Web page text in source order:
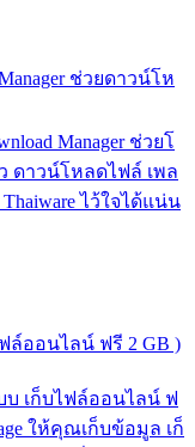
ช่วยดาวน์โห
Manager ช่วยโ
ดาวน์โหลดไฟล์ เพล
ไว้ใจได้แน่น
ล์ออนไลน์ ฟรี 2 GB )
บ เก็บไฟล์ออนไลน์ ฟ
ให้คุณเก็บข้อมูล เก็